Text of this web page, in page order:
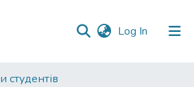
Log In (current)
студентів